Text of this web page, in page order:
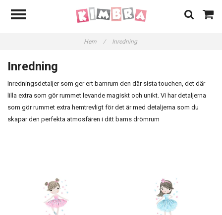
Hem / Inredning
Inredning
Inredningsdetaljer som ger ert barnrum den där sista touchen, det där
lilla extra som gör rummet levande magiskt och unikt. Vi hardetaljerna
som gör rummet extra hemtrevligt fördet är med detaljerna som du
skapar den perfekta atmosfären i ditt barns drömrum